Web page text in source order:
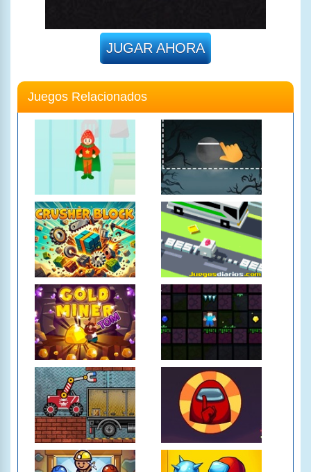
JUGAR AHORA
Juegos Relacionados